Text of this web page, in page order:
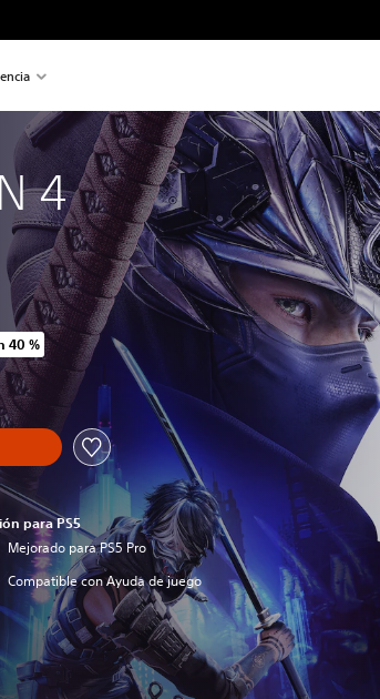
4
de US$69.99
40 %
para PS5
Mejorado para PS5 Pro
Compatible con Ayuda de juego